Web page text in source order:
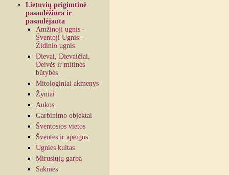
Lietuvių prigimtinė
pasaulėžiūra ir
pasaulėjauta
Amžinoji ugnis -
Šventoji Ugnis -
Židinio ugnis
Dievai, Dievaičiai,
Deivės ir mitinės
būtybės
Mitologiniai akmenys
Žyniai
Aukos
Garbinimo objektai
Šventosios vietos
Šventės ir apeigos
Ugnies kultas
Mirusiųjų garba
Sakmės